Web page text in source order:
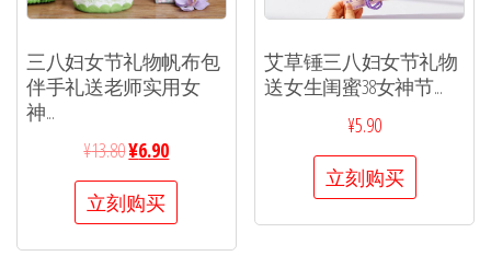
三八妇女节礼物帆布包
伴手礼送老师实用女
神...
¥13.80¥6.90
立刻购买
艾草锤三八妇女节礼物
送女生闺蜜38女神节...
¥5.90
立刻购买